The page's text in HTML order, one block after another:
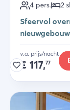
4 pers. 2
Sfeervol
v.a. prijs/nacht
€ 117,77